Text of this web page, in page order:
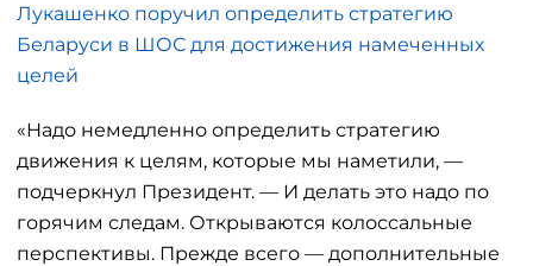
Лукашенко поручил определить стратегию
Беларуси в ШОС для достижения намеченных
целей
«Надо немедленно определить стратегию
движения к целям, которые мы наметили, —
подчеркнул Президент. — И делать это надо по
горячим следам. Открываются колоссальные
перспективы. Прежде всего — дополнительные